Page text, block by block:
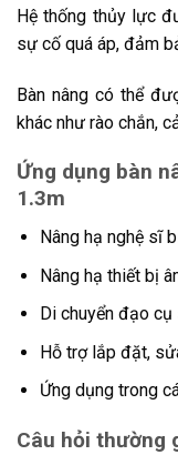
Hệ thống thủy lực
sự cố quá áp, đảm
Bàn nâng có thể
khác như rào chắn,
Ứng dụng bàn
1.3m
Nâng hạ nghệ sĩ
Nâng hạ thiết bị
Di chuyển đạo cụ
Hỗ trợ lắp đặt,
Ứng dụng trong
Câu hỏi thường